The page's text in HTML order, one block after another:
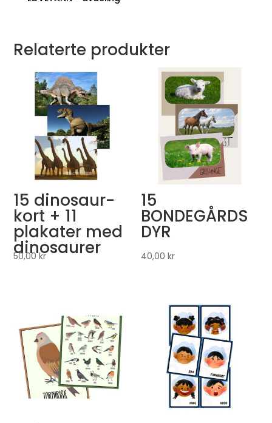
Relaterte produkter
15 dinosaur-
kort + 11
plakater med
dinosaurer
50,00kr
15
BONDEGÅRDS
DYR
40,00kr